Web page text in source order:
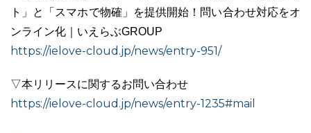
ト」と「スマホで物確」を提供開始！問い合わせ対応をオ
ンライン化｜いえらぶGROUP
https://ielove-cloud.jp/news/entry-951/
▽本リリースに関するお問い合わせ
https://ielove-cloud.jp/news/entry-1235#mail